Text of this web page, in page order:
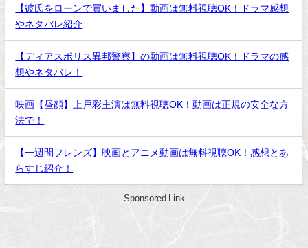
【彼氏をローンで買いました】動画は無料視聴OK！ドラマ感想
やネタバレ紹介
【ディアスポリス異邦警察】の動画は無料視聴OK！ドラマの感
想やネタバレ！
映画【昼顔】上戸彩主演は無料視聴OK！動画は正規の安全な方
法で！
【一週間フレンズ】映画とアニメ動画は無料視聴OK！感想とあ
らすじ紹介！
Sponsored Link